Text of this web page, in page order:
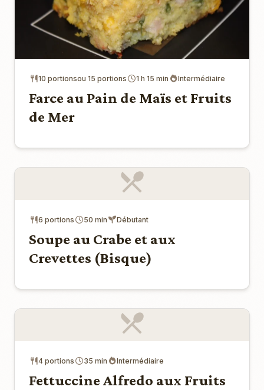
10 portionsou 15 portions 1 h 15 min Intermédiaire
Farce au Pain de Maïs et Fruits
de Mer
6 portions 50 min Débutant
Soupe au Crabe et aux
Crevettes (Bisque)
4 portions 35 min Intermédiaire
Fettuccine Alfredo aux Fruits